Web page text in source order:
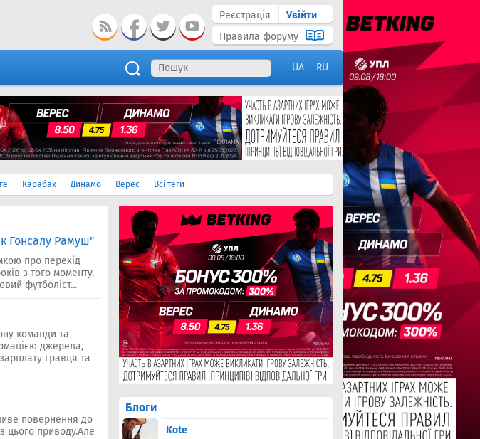
Реєстрація
Увійти
Правила форуму
UA RU
Карабах Динамо Верес Всі теги
Гонсалу Рамуш"
про перехід
з того моменту,
футболіст...
команди та
джерела,
гравця та
повернення до
цього приводу.Але
Блоги
Kote